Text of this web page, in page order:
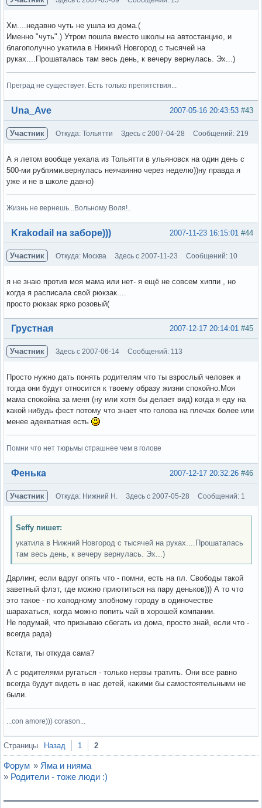
Хм....недавно чуть не ушла из дома.(
Именно "чуть".) Утром пошла вместо школы на автостанцию, и
благополучно укатила в Нижний Новгород с тысячей на
руках....Прошаталась там весь день, к вечеру вернулась. Эх...)
Преград не существует. Есть только препятствия...
Вне форума #43
2007-05-16 20:43:53
Una_Ave
Участник Откуда: Тольятти Здесь с 2007-04-28 Сообщений: 219
А я летом вообще уехала из Тольятти в ульяновск на один день с
500-ми рублями.вернулась неячаянно через неделю))ну правда я
уже и не в школе давно)
Жизнь не вернешь...Вольному Воля!..
Вне форума #44
2007-11-23 16:15:01
Krakodail на заборе)))
Участник Откуда: Москва Здесь с 2007-11-23 Сообщений: 10
я не знаю против моя мама или нет- я ещё не совсем хиппи , но
когда я расписала свой рюкзак....
просто рюкзак ярко розовый(
Вне форума #45
2007-12-17 20:14:01
Грустная
Участник Здесь с 2007-06-14 Сообщений: 113
Просто нужно дать понять родителям что ты взрослый человек и
тогда они будут относится к твоему образу жизни спокойно.Моя
мама спокойна за меня (ну или хотя бы делает вид) когда я еду на
какой нибудь фест потому что знает что голова на плечах более или
менее адекватная есть
Помни что нет тюрьмы страшнее чем в голове
Вне форума #46
2007-12-17 20:32:26
Фенька
Участник Откуда: Нижний Н. Здесь с 2007-05-28 Сообщений: 1
Seffy пишет:
укатила в Нижний Новгород с тысячей на руках....Прошаталась
там весь день, к вечеру вернулась. Эх...)
Дарлинг, если вдруг опять что - помни, есть на пл. Свободы такой
заветный флэт, где можно приютиться на пару деньков))) А то что
это такое - по холодному злобному городу в одиночестве
шарахаться, когда можно попить чай в хорошей компании.
Не подумай, что призываю сбегать из дома, просто знай, если что -
всегда рада)
Кстати, ты откуда сама?
А с родителями ругаться - только нервы тратить. Они все равно
всегда будут видеть в нас детей, какими бы самостоятельными не
были.
...con amore))) corason...
Вне форума
Страницы Назад 1 2
Форум » Яма и нияма
» Родители - тоже люди :)